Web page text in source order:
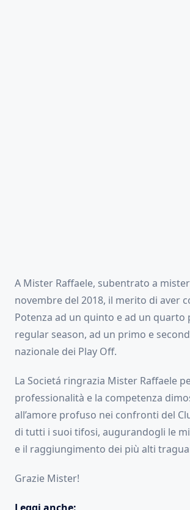
A Mister Raffaele, subentrato a
novembre del 2018, il merito di aver
Potenza ad un quinto e ad un quarto
regular season, ad un primo e
nazionale dei Play Off.
La Societá ringrazia Mister Raffaele
professionalità e la competenza
all’amore profuso nei confronti del
di tutti i suoi tifosi, augurandogli le
e il raggiungimento dei più alti
Grazie Mister!